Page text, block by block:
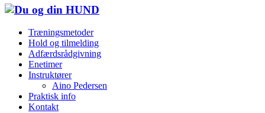
Træningsmetoder
Hold og tilmelding
Adfærdsrådgivning
Enetimer
Instruktører
Aino Pedersen
Praktisk info
Kontakt